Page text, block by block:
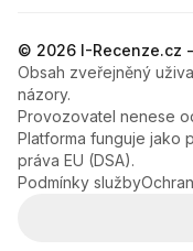
© 2026 I-Recenze.cz
Obsah zveřejněný
názory.
Provozovatel nenese
Platforma funguje jako
práva EU (DSA).
Podmínky služby